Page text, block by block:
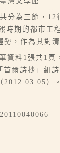
分為三節，
時期的都市工
勢，作為其對
資料1張共1頁
首爾詩抄」組
2012.03.05）